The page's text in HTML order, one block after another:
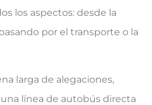
los aspectos: desde la
por el transporte o la
de alegaciones,
línea de autobús directa